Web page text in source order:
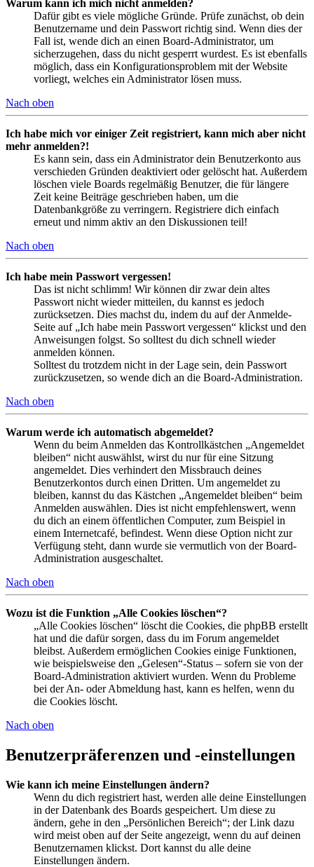
Warum kann ich mich nicht anmelden?
Dafür gibt es viele mögliche Gründe. Prüfe zunächst, ob dein
Benutzername und dein Passwort richtig sind. Wenn dies der
Fall ist, wende dich an einen Board-Administrator, um
sicherzugehen, dass du nicht gesperrt wurdest. Es ist ebenfalls
möglich, dass ein Konfigurationsproblem mit der Website
vorliegt, welches ein Administrator lösen muss.
Nach oben
Ich habe mich vor einiger Zeit registriert, kann mich aber nicht
mehr anmelden?!
Es kann sein, dass ein Administrator dein Benutzerkonto aus
verschieden Gründen deaktiviert oder gelöscht hat. Außerdem
löschen viele Boards regelmäßig Benutzer, die für längere
Zeit keine Beiträge geschrieben haben, um die
Datenbankgröße zu verringern. Registriere dich einfach
erneut und nimm aktiv an den Diskussionen teil!
Nach oben
Ich habe mein Passwort vergessen!
Das ist nicht schlimm! Wir können dir zwar dein altes
Passwort nicht wieder mitteilen, du kannst es jedoch
zurücksetzen. Dies machst du, indem du auf der Anmelde-
Seite auf „Ich habe mein Passwort vergessen“ klickst und den
Anweisungen folgst. So solltest du dich schnell wieder
anmelden können.
Solltest du trotzdem nicht in der Lage sein, dein Passwort
zurückzusetzen, so wende dich an die Board-Administration.
Nach oben
Warum werde ich automatisch abgemeldet?
Wenn du beim Anmelden das Kontrollkästchen „Angemeldet
bleiben“ nicht auswählst, wirst du nur für eine Sitzung
angemeldet. Dies verhindert den Missbrauch deines
Benutzerkontos durch einen Dritten. Um angemeldet zu
bleiben, kannst du das Kästchen „Angemeldet bleiben“ beim
Anmelden auswählen. Dies ist nicht empfehlenswert, wenn
du dich an einem öffentlichen Computer, zum Beispiel in
einem Internetcafé, befindest. Wenn diese Option nicht zur
Verfügung steht, dann wurde sie vermutlich von der Board-
Administration ausgeschaltet.
Nach oben
Wozu ist die Funktion „Alle Cookies löschen“?
„Alle Cookies löschen“ löscht die Cookies, die phpBB erstellt
hat und die dafür sorgen, dass du im Forum angemeldet
bleibst. Außerdem ermöglichen Cookies einige Funktionen,
wie beispielsweise den „Gelesen“-Status – sofern sie von der
Board-Administration aktiviert wurden. Wenn du Probleme
bei der An- oder Abmeldung hast, kann es helfen, wenn du
die Cookies löscht.
Nach oben
Benutzerpräferenzen und -einstellungen
Wie kann ich meine Einstellungen ändern?
Wenn du dich registriert hast, werden alle deine Einstellungen
in der Datenbank des Boards gespeichert. Um diese zu
ändern, gehe in den „Persönlichen Bereich“; der Link dazu
wird meist oben auf der Seite angezeigt, wenn du auf deinen
Benutzernamen klickst. Dort kannst du alle deine
Einstellungen ändern.